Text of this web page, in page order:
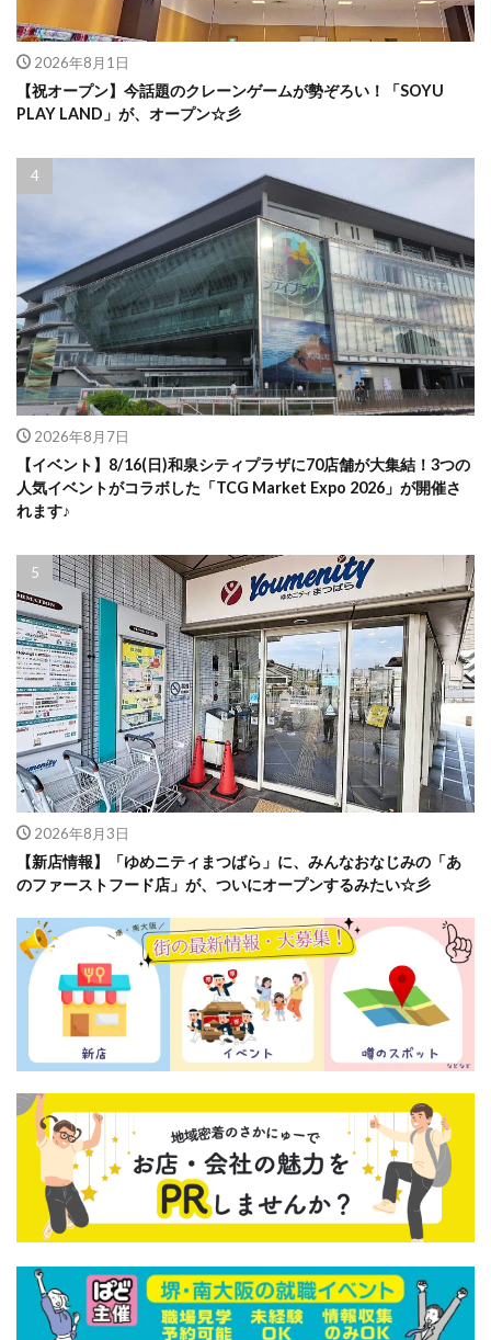
2026年8月1日
【祝オープン】今話題のクレーンゲームが勢ぞろい！「SOYU
PLAY LAND」が、オープン☆彡
2026年8月7日
【イベント】8/16(日)和泉シティプラザに70店舗が大集結！3つの
人気イベントがコラボした「TCG Market Expo 2026」が開催さ
れます♪
2026年8月3日
【新店情報】「ゆめニティまつばら」に、みんなおなじみの「あ
のファーストフード店」が、ついにオープンするみたい☆彡